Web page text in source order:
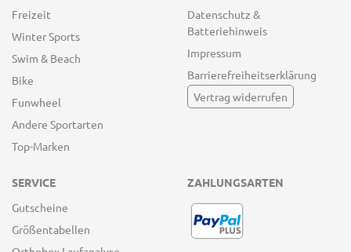
Freizeit
Winter Sports
Swim & Beach
Bike
Funwheel
Andere Sportarten
Top-Marken
Datenschutz &
Batteriehinweis
Impressum
Barrierefreiheitserklärung
Vertrag widerrufen
SERVICE
Gutscheine
Größentabellen
ZAHLUNGSARTEN